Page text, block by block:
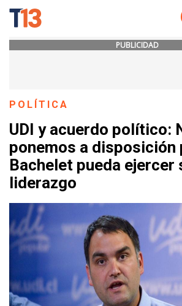
PUBLICIDAD
POLÍTICA
UDI y acuerdo político:
ponemos a disposición
Bachelet pueda ejercer
liderazgo